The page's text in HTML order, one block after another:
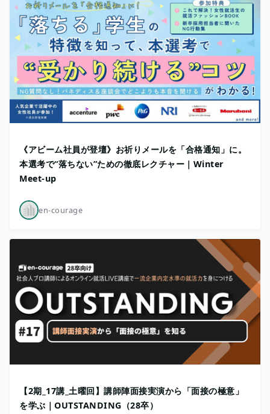
《アビーム社員が登壇》お祈りメールを「合格通知」に。
本選考で“落ちない”ための徹底レクチャー｜Winter
Meet-up
en-courage
【2期_17講_土曜回】講師陣面接実演から「面接の極意」
を学ぶ｜OUTSTANDING（28卒）